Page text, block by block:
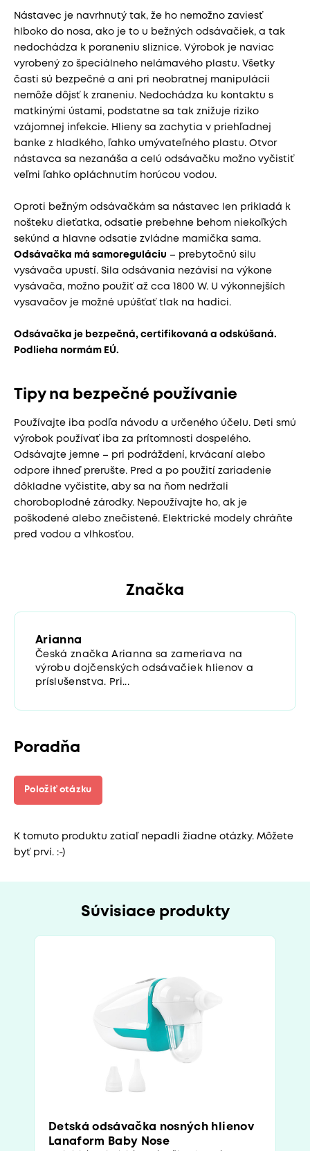
Nástavec je navrhnutý tak, že ho nemožno zaviesť
hlboko do nosa, ako je to u bežných odsávačiek, a tak
nedochádza k poraneniu sliznice. Výrobok je naviac
vyrobený zo špeciálneho nelámavého plastu. Všetky
časti sú bezpečné a ani pri neobratnej manipulácii
nemôže dôjsť k zraneniu. Nedochádza ku kontaktu s
matkinými ústami, podstatne sa tak znižuje riziko
vzájomnej infekcie. Hlieny sa zachytia v priehľadnej
banke z hladkého, ľahko umývateľného plastu. Otvor
nástavca sa nezanáša a celú odsávačku možno vyčistiť
veľmi ľahko opláchnutím horúcou vodou.
Oproti bežným odsávačkám sa nástavec len prikladá k
nošteku dieťatka, odsatie prebehne behom niekoľkých
sekúnd a hlavne odsatie zvládne mamička sama.
Odsávačka má samoreguláciu – prebytočnú silu
vysávača upustí. Sila odsávania nezávisí na výkone
vysávača, možno použiť až cca 1800 W. U výkonnejších
vysavačov je možné upúšťať tlak na hadici.
Odsávačka je bezpečná, certifikovaná a odskúšaná.
Podlieha normám EÚ.
Tipy na bezpečné používanie
Používajte iba podľa návodu a určeného účelu. Deti smú
výrobok používať iba za prítomnosti dospelého.
Odsávajte jemne – pri podráždení, krvácaní alebo
odpore ihneď prerušte. Pred a po použití zariadenie
dôkladne vyčistite, aby sa na ňom nedržali
choroboplodné zárodky. Nepoužívajte ho, ak je
poškodené alebo znečistené. Elektrické modely chráňte
pred vodou a vlhkosťou.
Značka
Arianna
Česká značka Arianna sa zameriava na
výrobu dojčenských odsávačiek hlienov a
príslušenstva. Pri...
Poradňa
Položiť otázku
K tomuto produktu zatiaľ nepadli žiadne otázky. Môžete
byť prví. :-)
Súvisiace produkty
Detská odsávačka nosných hlienov
Lanaform Baby Nose